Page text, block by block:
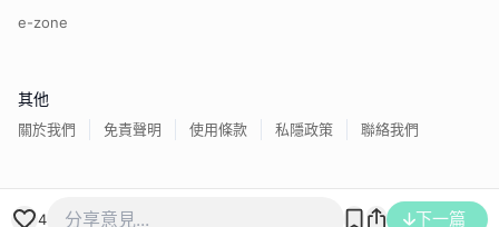
4 下一篇
e-zone
其他
關於我們 免責聲明 使用條款 私隱政策 聯絡我們
香港經濟日報版權所有©